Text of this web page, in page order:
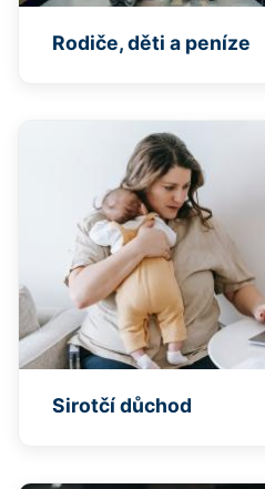
Rodiče, děti a peníze
Sirotčí důchod